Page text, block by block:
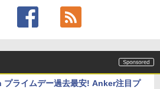
プライムデー過去最安! Anker注目プ